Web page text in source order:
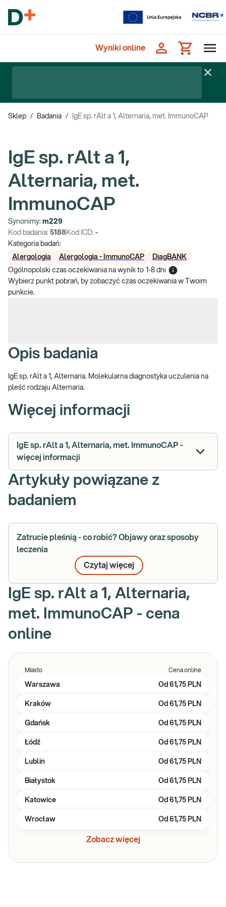
Wyniki online
Sklep / Badania / IgE sp. rAlt a 1, Alternaria, met. ImmunoCAP
IgE sp. rAlt a 1,
Alternaria, met.
ImmunoCAP
Synonimy: m229
Kod badania: 5188Kod ICD: -
Kategoria badań:
Alergologia
Alergologia - ImmunoCAP
DiagBANK
Ogólnopolski czas oczekiwania na wynik to 1-8 dni
Wybierz punkt pobrań, by zobaczyć czas oczekiwania w Twoim
punkcie.
Opis badania
IgE sp. rAlt a 1, Alternaria. Molekularna diagnostyka uczulenia na
pleść rodzaju Alternaria.
Więcej informacji
IgE sp. rAlt a 1, Alternaria, met. ImmunoCAP -
więcej informacji
Artykuły powiązane z
badaniem
Zatrucie pleśnią - co robić? Objawy oraz sposoby
leczenia
Czytaj więcej
IgE sp. rAlt a 1, Alternaria,
met. ImmunoCAP - cena
online
Miasto Cena online
Warszawa Od 61,75 PLN
Kraków Od 61,75 PLN
Gdańsk Od 61,75 PLN
Łódź Od 61,75 PLN
Lublin Od 61,75 PLN
Białystok Od 61,75 PLN
Katowice Od 61,75 PLN
Wrocław Od 61,75 PLN
Zobacz więcej